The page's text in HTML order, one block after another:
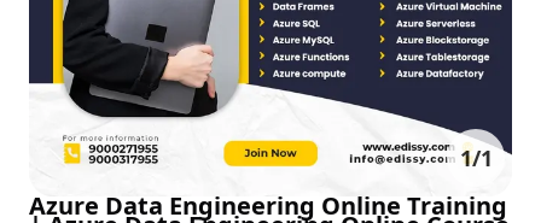
1/1
Azure Data Engineering Online Training